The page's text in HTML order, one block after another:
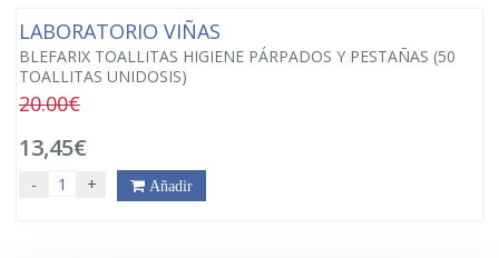
LABORATORIO VIÑAS
BLEFARIX TOALLITAS HIGIENE PÁRPADOS Y PESTAÑAS (50
TOALLITAS UNIDOSIS)
20.00€
13,45€
- + Añadir